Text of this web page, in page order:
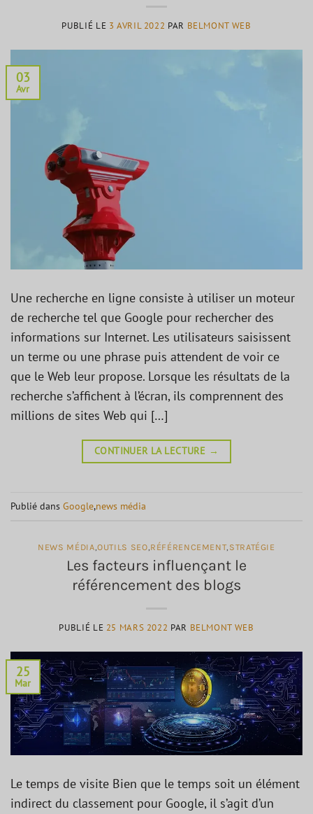
PUBLIÉ LE 3 AVRIL 2022 PAR BELMONT WEB
03
Avr
Une recherche en ligne consiste à utiliser un moteur
de recherche tel que Google pour rechercher des
informations sur Internet. Les utilisateurs saisissent
un terme ou une phrase puis attendent de voir ce
que le Web leur propose. Lorsque les résultats de la
recherche s’affichent à l’écran, ils comprennent des
millions de sites Web qui […]
CONTINUER LA LECTURE →
Publié dans Google,news média
NEWS MÉDIA ,OUTILS SEO RÉFÉRENCEMENT, STRATÉGIE
Les facteurs influençant le
référencement des blogs
PUBLIÉ LE 25 MARS 2022 PAR BELMONT WEB
25
Mar
Le temps de visite Bien que le temps soit un élément
indirect du classement pour Google, il s’agit d’un